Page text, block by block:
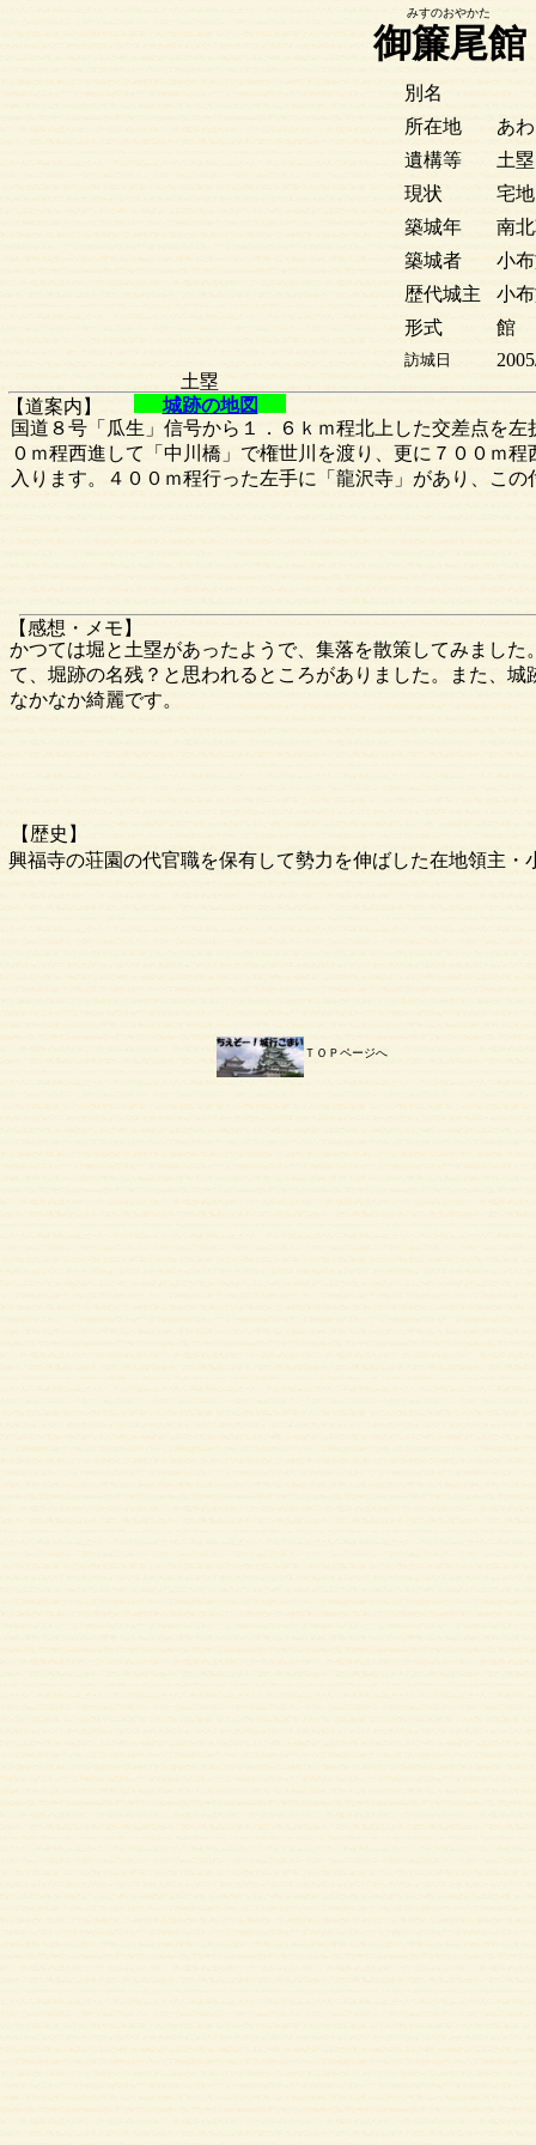
城跡の地図
御簾尾館
別名
所在地
あ
遺構等
土塁
現状
宅地
築城年
南
築城者
小
歴代城主
小
形式
館
訪城日
【道案内】
【感想・メモ】
みすのおやかた
【歴史】
ＴＯＰページへ
国道８号「瓜生」信号から１．６ｋｍ程北上した交差点を
０ｍ程西進して「中川橋」で権世川を渡り、更に７００ｍ
入ります。４００ｍ程行った左手に「龍沢寺」があり、こ
かつては堀と土塁があったようで、集落を散策してみまし
て、堀跡の名残？と思われるところがありました。また、
なかなか綺麗です。
興福寺の荘園の代官職を保有して勢力を伸ばした在地領主・
土塁